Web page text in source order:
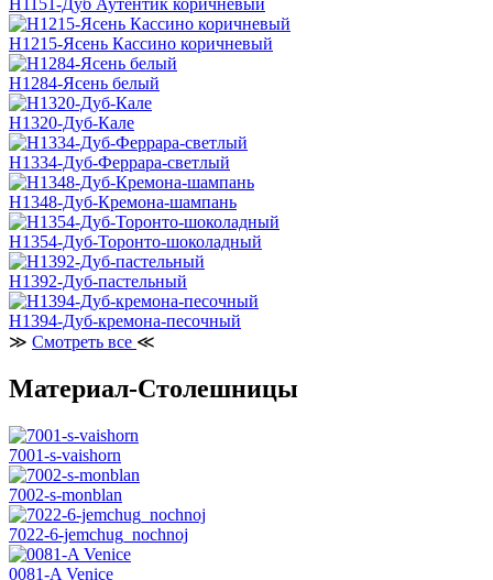
H1151-Дуб Аутентик коричневый
H1215-Ясень Кассино коричневый
H1284-Ясень белый
H1320-Дуб-Кале
H1334-Дуб-Феррара-светлый
H1348-Дуб-Кремона-шампань
H1354-Дуб-Торонто-шоколадный
H1392-Дуб-пастельный
H1394-Дуб-кремона-песочный
≫ Смотреть все ≪
Материал-Столешницы
7001-s-vaishorn
7002-s-monblan
7022-6-jemchug_nochnoj
0081-A Venice